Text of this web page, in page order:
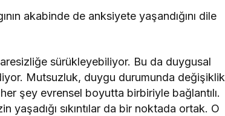
akabinde de anksiyete yaşandığını dile
sürükleyebiliyor. Bu da duygusal
Mutsuzluk, duygu durumunda değişiklik
şey evrensel boyutta birbiriyle bağlantılı.
yaşadığı sıkıntılar da bir noktada ortak. O